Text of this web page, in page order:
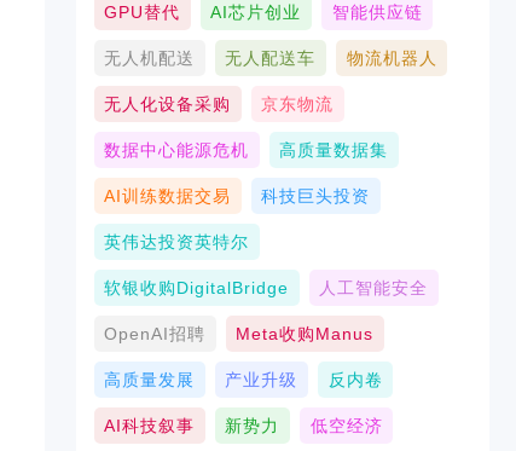
GPU替代 AI芯片创业 智能供应链
无人机配送 无人配送车 物流机器人
无人化设备采购 京东物流
数据中心能源危机 高质量数据集
AI训练数据交易 科技巨头投资
英伟达投资英特尔
软银收购DigitalBridge 人工智能安全
OpenAI招聘 Meta收购Manus
高质量发展 产业升级 反内卷
AI科技叙事 新势力 低空经济